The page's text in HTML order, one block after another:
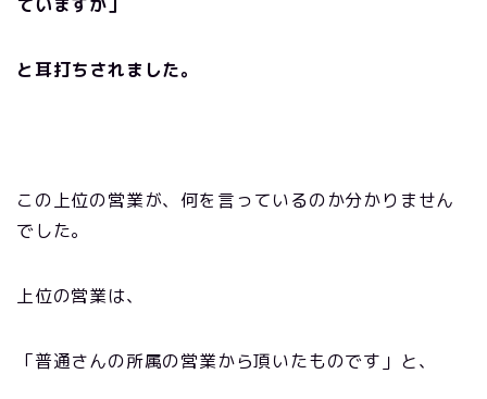
と耳打ちされました。
この上位の営業が、何を言っているのか分かりません
でした。
上位の営業は、
「普通さんの所属の営業から頂いたものです」と、